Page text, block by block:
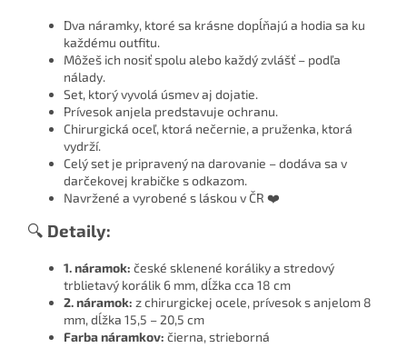
Dva náramky, ktoré sa krásne dopĺňajú a hodia sa ku
každému outfitu.
Môžeš ich nosiť spolu alebo každý zvlášť – podľa
nálady.
Set, ktorý vyvolá úsmev aj dojatie.
Prívesok anjela predstavuje ochranu.
Chirurgická oceľ, ktorá nečernie, a pruženka, ktorá
vydrží.
Celý set je pripravený na darovanie – dodáva sa v
darčekovej krabičke s odkazom.
Navržené a vyrobené s láskou v ČR ❤️
🔍 Detaily:
1. náramok: české sklenené koráliky a stredový
trblietavý korálik 6 mm, dĺžka cca 18 cm
2. náramok: z chirurgickej ocele, prívesok s anjelom 8
mm, dĺžka 15,5 – 20,5 cm
Farba náramkov: čierna, strieborná